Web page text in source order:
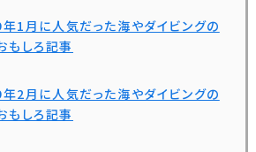
年1月に人気だった海やダイビングの
もしろ記事
年2月に人気だった海やダイビングの
もしろ記事